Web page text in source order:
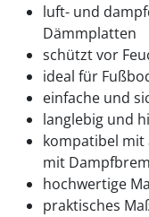
luft- und
Dämmplatten
schützt vor
ideal für
einfache und
langlebig und
kompatibel mit
mit
hochwertige
praktisches